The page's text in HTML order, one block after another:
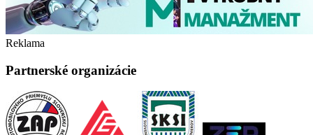
Reklama
Partnerské organizácie